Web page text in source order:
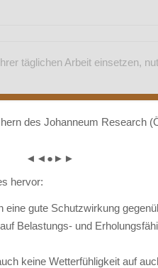
täglichen Arbeit einsetzen,
des Johanneum Research
◄◄●►►
hervor:
gute Schutzwirkung
Belastungs- und
keine Wetterfühligkeit auf